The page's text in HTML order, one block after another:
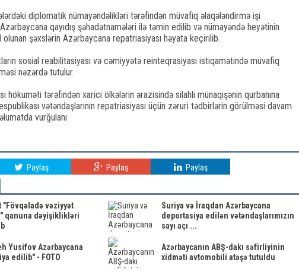
diplomatik nümayəndəlikləri tərəfindən müvafiq əlaqələndirmə işi
qayıdış şəhadətnamələri ilə təmin edilib və nümayəndə heyətinin
olunan şəxslərin Azərbaycana repatriasiyası həyata keçirilib.
sosial reabilitasiyası və cəmiyyətə reinteqrasiyası istiqamətində müvafiq
nəzərdə tutulur.
hökuməti tərəfindən xarici ölkələrin ərazisində silahlı münaqişənin qurbanına
vətəndaşlarının repatriasiyası üçün zəruri tədbirlərin görülməsi davam
vurğulanı
Paylaş Paylaş Paylaş
"Fövqəladə vəziyyət
qanuna dəyişiklikləri
Suriya və İraqdan Azərbaycana
deportasiya edilən vətəndaşlarımızın
sayı açı ...
Yusifov Azərbaycana
edilib" - FOTO
Azərbaycanın ABŞ-dakı səfirliyinin
xidməti avtomobili atəşə tutuldu